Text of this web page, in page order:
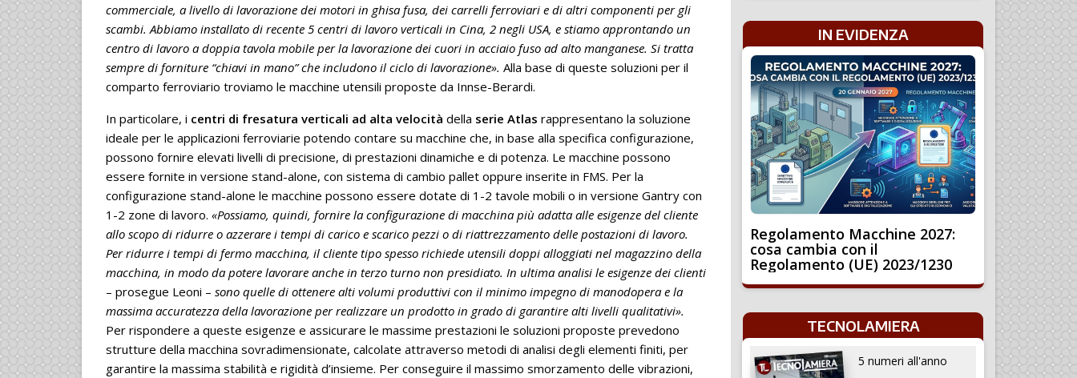
commerciale, a livello di lavorazione dei motori in ghisa fusa, dei carrelli ferroviari e di altri componenti per gli
scambi. Abbiamo installato di recente 5 centri di lavoro verticali in Cina, 2 negli USA, e stiamo approntando un
centro di lavoro a doppia tavola mobile per la lavorazione dei cuori in acciaio fuso ad alto manganese. Si tratta
sempre di forniture “chiavi in mano” che includono il ciclo di lavorazione». Alla base di queste soluzioni per il
comparto ferroviario troviamo le macchine utensili proposte da Innse-Berardi.
In particolare, i centri di fresatura verticali ad alta velocità della serie Atlas rappresentano la soluzione
ideale per le applicazioni ferroviarie potendo contare su macchine che, in base alla specifica configurazione,
possono fornire elevati livelli di precisione, di prestazioni dinamiche e di potenza. Le macchine possono
essere fornite in versione stand-alone, con sistema di cambio pallet oppure inserite in FMS. Per la
configurazione stand-alone le macchine possono essere dotate di 1-2 tavole mobili o in versione Gantry con
1-2 zone di lavoro. «Possiamo, quindi, fornire la configurazione di macchina più adatta alle esigenze del cliente
allo scopo di ridurre o azzerare i tempi di carico e scarico pezzi o di riattrezzamento delle postazioni di lavoro.
Per ridurre i tempi di fermo macchina, il cliente tipo spesso richiede utensili doppi alloggiati nel magazzino della
macchina, in modo da potere lavorare anche in terzo turno non presidiato. In ultima analisi le esigenze dei clienti
– prosegue Leoni – sono quelle di ottenere alti volumi produttivi con il minimo impegno di manodopera e la
massima accuratezza della lavorazione per realizzare un prodotto in grado di garantire alti livelli qualitativi».
Per rispondere a queste esigenze e assicurare le massime prestazioni le soluzioni proposte prevedono
strutture della macchina sovradimensionate, calcolate attraverso metodi di analisi degli elementi finiti, per
garantire la massima stabilità e rigidità d’insieme. Per conseguire il massimo smorzamento delle vibrazioni,
IN EVIDENZA
Regolamento Macchine 2027:
cosa cambia con il
Regolamento (UE) 2023/1230
TECNOLAMIERA
5 numeri all'anno